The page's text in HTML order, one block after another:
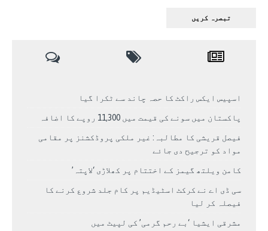
اسپیس ایکس راکٹ کا حصہ چاند سے ٹکرا گیا
پاکستان میں سونے کی قیمت میں 11,300 روپے کا اضافہ
فیصل قریشی کا مطالبہ: غیر ملکی پروڈکشنز پر مقامی
مواد کو ترجیح دی جائے
کامن ویلتھ گیمز کے اختتام پر کھلاڑی ‘لاپتہ’
سی ڈی اے نے کرکٹ اسٹیڈیم پر کام جلد شروع کرنے کا
فیصلہ کر لیا
مشرقی ایشیا ‘بے رحم گرمی’ کی لپیٹ میں